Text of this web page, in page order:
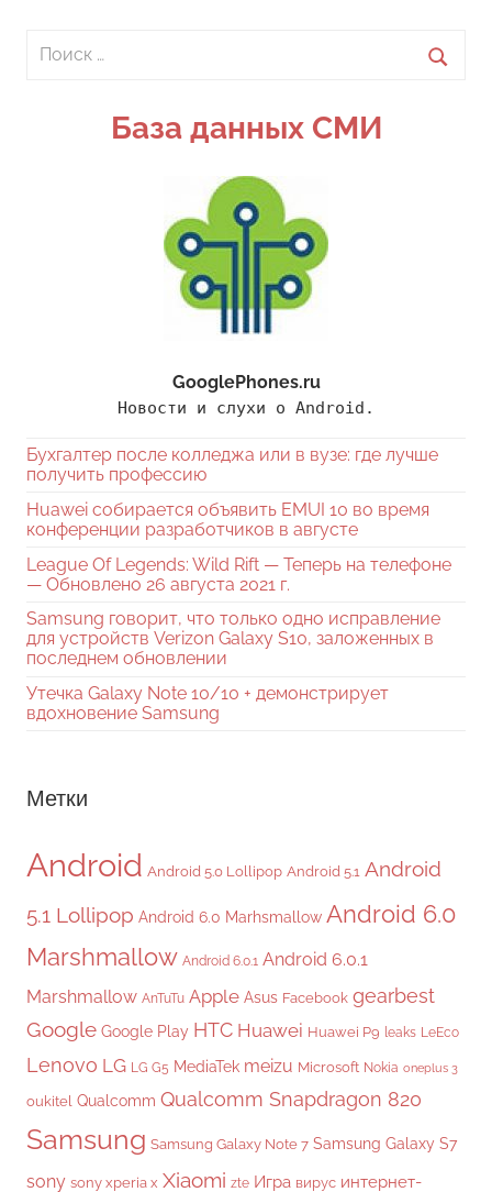
Поиск
База данных СМИ
GooglePhones.ru
Новости и слухи о Android.
Бухгалтер после колледжа или в вузе: где лучше
получить профессию
Huawei собирается объявить EMUI 10 во время
конференции разработчиков в августе
League Of Legends: Wild Rift — Теперь на телефоне
— Обновлено 26 августа 2021 г.
Samsung говорит, что только одно исправление
для устройств Verizon Galaxy S10, заложенных в
последнем обновлении
Утечка Galaxy Note 10/10 + демонстрирует
вдохновение Samsung
Метки
Android Android 5.0 Lollipop Android 5.1 Android
5.1 Lollipop Android 6.0 Marhsmallow Android 6.0
Marshmallow Android 6.0.1 Android 6.0.1
Marshmallow AnTuTu Apple Asus Facebook gearbest
Google Google Play HTC Huawei Huawei P9 leaks LeEco
Lenovo LG LG G5 MediaTek meizu Microsoft Nokia oneplus 3
oukitel Qualcomm Qualcomm Snapdragon 820
Samsung Samsung Galaxy Note 7 Samsung Galaxy S7
sony sony xperia x Xiaomi zte Игра вирус интернет-